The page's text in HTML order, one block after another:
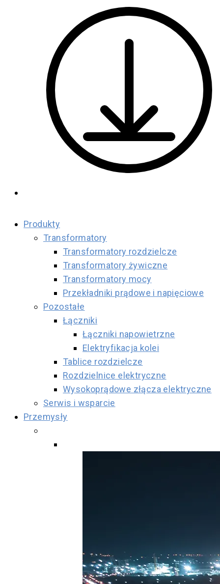
Produkty
Transformatory
Transformatory rozdzielcze
Transformatory żywiczne
Transformatory mocy
Przekładniki prądowe i napięciowe
Pozostałe
Łączniki
Łączniki napowietrzne
Elektryfikacja kolei
Tablice rozdzielcze
Rozdzielnice elektryczne
Wysokoprądowe złącza elektryczne
Serwis i wsparcie
Przemysły